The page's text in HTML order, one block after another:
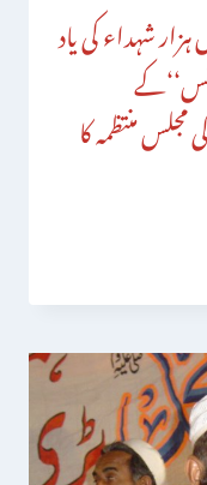
کے دس ہزار شہداء کی یاد
منتظمہ کا